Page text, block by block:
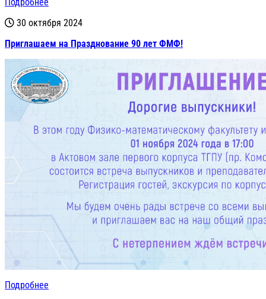
30 октября 2024
Приглашаем на Празднование 90 лет ФМФ!
Подробнее